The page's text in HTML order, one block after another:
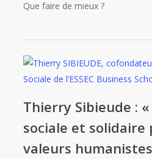
Que faire de mieux ?
Thierry Sibieude : «
sociale et solidaire
valeurs